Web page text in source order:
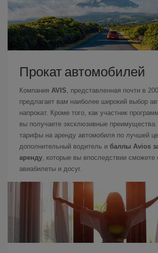
Прокат автомобилей
Компания AVIS, представленная почти в
предлагает вам наиболее широкий выбор
напрокат. Кроме того, как участник
вы получаете эксклюзивные
тарифы на аренду автомобиля по лучшей
дополнительный водитель и баллы Avios
аренду, которые вы впоследствии сможете
авиабилеты и досуг.